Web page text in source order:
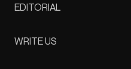
EDITORIAL
WRITE US